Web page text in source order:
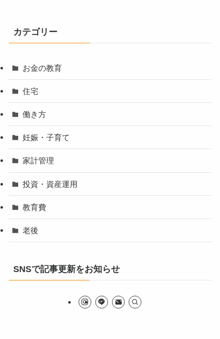
カテゴリー
お金の教育
住宅
働き方
妊娠・子育て
家計管理
投資・資産運用
教育費
老後
SNSで記事更新をお知らせ